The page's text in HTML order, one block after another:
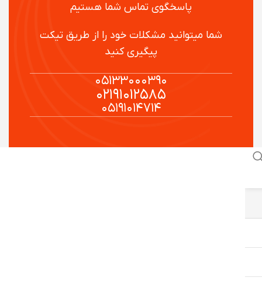
پاسخگوی تماس شما هستیم
شما میتوانید مشکلات خود را از طریق تیکت
پیگیری کنید
۰۵۱۳۳۰۰۰۳۹۰
۰۲۱۹۱۰۱۲۵۸۵
۰۵۱۹۱۰۱۴۷۱۴